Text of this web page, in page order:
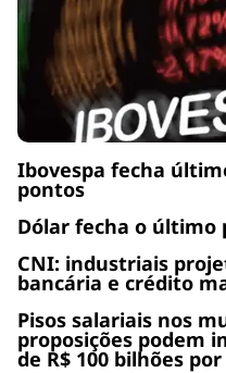
Ibovespa fecha
pontos
Dólar fecha o último
CNI: industriais
bancária e crédito
Pisos salariais nos
proposições podem
de R$ 100 bilhões